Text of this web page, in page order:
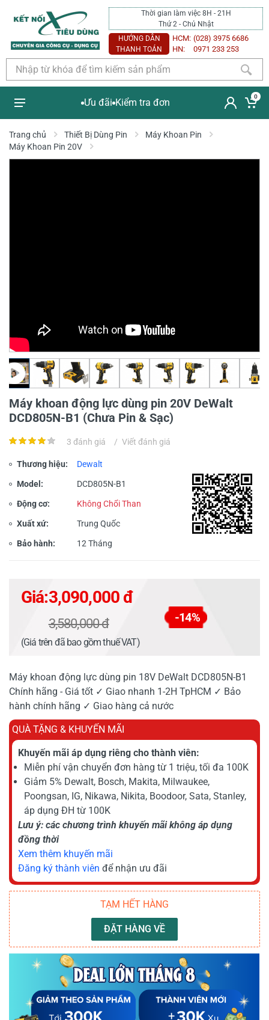
Thời gian làm việc 8H - 21H
Thứ 2 - Chủ Nhật
HƯỚNG DẪN
THANH TOÁN
HCM: (028) 3975 6686
HN:
0971 233 253
Ưu đãi Kiểm tra đơn
0
Trang chủ Thiết Bị Dùng Pin
Máy Khoan Pin
Máy Khoan Pin 20V
Máy khoan động lực dùng pin 20V DeWalt
DCD805N-B1 (Chưa Pin & Sạc)
3 đánh giá / Viết đánh giá
Thương hiệu: Dewalt
Model: DCD805N-B1
Động cơ: Không Chổi Than
Xuất xứ: Trung Quốc
Bảo hành: 12 Tháng
Giá:3,090,000 đ
3,580,000 đ -14%
(Giá trên đã bao gồm thuế VAT)
Máy khoan động lực dùng pin 18V DeWalt DCD805N-B1
Chính hãng - Giá tốt ✓ Giao nhanh 1-2H TpHCM ✓ Bảo
hành chính hãng ✓ Giao hàng cả nước
QUÀ TẶNG & KHUYẾN MÃI
Khuyến mãi áp dụng riêng cho thành viên:
Miễn phí vận chuyển đơn hàng từ 1 triệu, tối đa 100K
Giảm 5% Dewalt, Bosch, Makita, Milwaukee,
Poongsan, IG, Nikawa, Nikita, Boodoor, Sata, Stanley,
áp dụng ĐH từ 100K
Lưu ý: các chương trình khuyến mãi không áp dụng
đồng thời
Xem thêm khuyến mãi
Đăng ký thành viên để nhận ưu đãi
TẠM HẾT HÀNG
ĐẶT HÀNG VỀ